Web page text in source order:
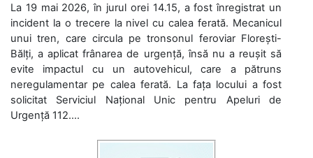
La 19 mai 2026, în jurul orei 14.15, a fost înregistrat un
incident la o trecere la nivel cu calea ferată. Mecanicul
unui tren, care circula pe tronsonul feroviar Florești-
Bălți, a aplicat frânarea de urgență, însă nu a reușit să
evite impactul cu un autovehicul, care a pătruns
neregulamentar pe calea ferată. La fața locului a fost
solicitat Serviciul Național Unic pentru Apeluri de
Urgență 112....